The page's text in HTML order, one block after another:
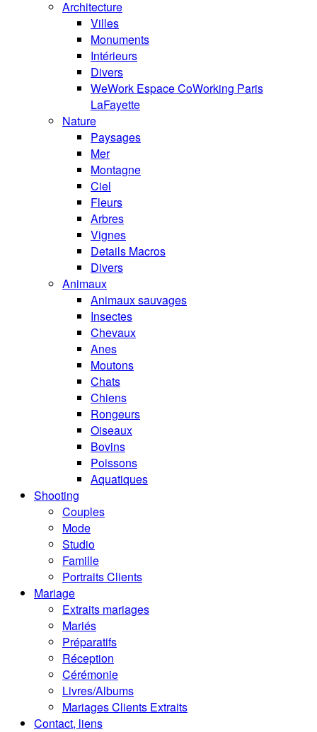
Architecture
Villes
Monuments
Intérieurs
Divers
WeWork Espace CoWorking Paris
LaFayette
Nature
Paysages
Mer
Montagne
Ciel
Fleurs
Arbres
Vignes
Details Macros
Divers
Animaux
Animaux sauvages
Insectes
Chevaux
Anes
Moutons
Chats
Chiens
Rongeurs
Oiseaux
Bovins
Poissons
Aquatiques
Shooting
Couples
Mode
Studio
Famille
Portraits Clients
Mariage
Extraits mariages
Mariés
Préparatifs
Réception
Cérémonie
Livres/Albums
Mariages Clients Extraits
Contact, liens